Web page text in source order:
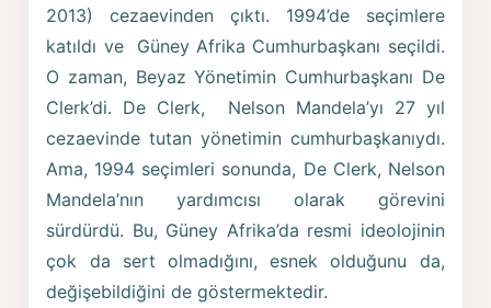
2013) cezaevinden çıktı. 1994’de seçimlere
katıldı ve Güney Afrika Cumhurbaşkanı seçildi.
O zaman, Beyaz Yönetimin Cumhurbaşkanı De
Clerk’di. De Clerk, Nelson Mandela’yı 27 yıl
cezaevinde tutan yönetimin cumhurbaşkanıydı.
Ama, 1994 seçimleri sonunda, De Clerk, Nelson
Mandela’nın yardımcısı olarak görevini
sürdürdü. Bu, Güney Afrika’da resmi ideolojinin
çok da sert olmadığını, esnek olduğunu da,
değişebildiğini de göstermektedir.